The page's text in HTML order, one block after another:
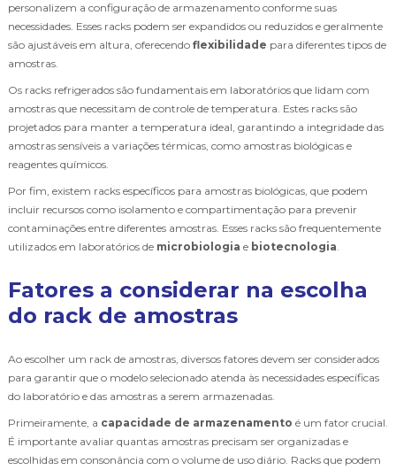
personalizem a configuração de armazenamento conforme suas
necessidades. Esses racks podem ser expandidos ou reduzidos e geralmente
são ajustáveis em altura, oferecendo flexibilidade para diferentes tipos de
amostras.
Os racks refrigerados são fundamentais em laboratórios que lidam com
amostras que necessitam de controle de temperatura. Estes racks são
projetados para manter a temperatura ideal, garantindo a integridade das
amostras sensíveis a variações térmicas, como amostras biológicas e
reagentes químicos.
Por fim, existem racks específicos para amostras biológicas, que podem
incluir recursos como isolamento e compartimentação para prevenir
contaminações entre diferentes amostras. Esses racks são frequentemente
utilizados em laboratórios de microbiologia e biotecnologia.
Fatores a considerar na escolha
do rack de amostras
Ao escolher um rack de amostras, diversos fatores devem ser considerados
para garantir que o modelo selecionado atenda às necessidades específicas
do laboratório e das amostras a serem armazenadas.
Primeiramente, a capacidade de armazenamento é um fator crucial.
É importante avaliar quantas amostras precisam ser organizadas e
escolhidas em consonância com o volume de uso diário. Racks que podem